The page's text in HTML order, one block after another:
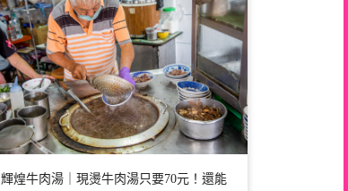
輝煌牛肉湯｜現燙牛肉湯只要70元！還能